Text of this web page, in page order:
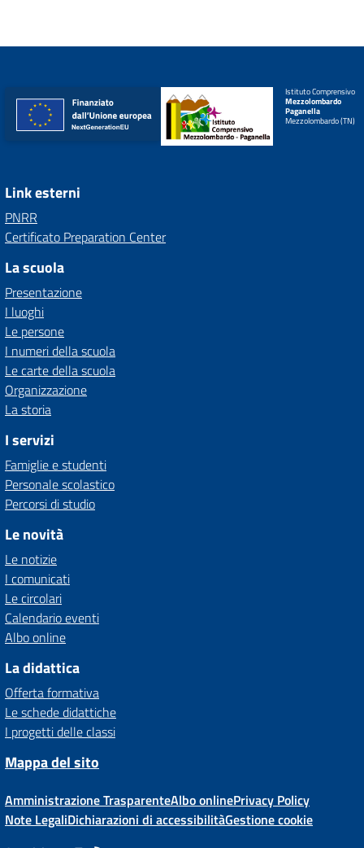
Istituto Comprensivo
Mezzolombardo
Paganella
Mezzolombardo (TN)
Link esterni
PNRR
Certificato Preparation Center
La scuola
Presentazione
I luoghi
Le persone
I numeri della scuola
Le carte della scuola
Organizzazione
La storia
I servizi
Famiglie e studenti
Personale scolastico
Percorsi di studio
Le novità
Le notizie
I comunicati
Le circolari
Calendario eventi
Albo online
La didattica
Offerta formativa
Le schede didattiche
I progetti delle classi
Mappa del sito
Amministrazione TrasparenteAlbo onlinePrivacy Policy
Note LegaliDichiarazioni di accessibilitàGestione cookie